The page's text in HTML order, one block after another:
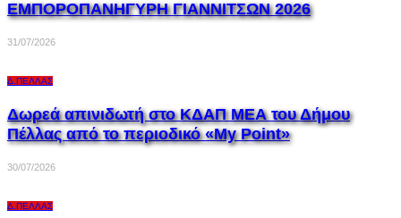
ΕΜΠΟΡΟΠΑΝΗΓΥΡΗ ΓΙΑΝΝΙΤΣΩΝ 2026
31/07/2026
Δ.ΠΈΛΛΑΣ
Δωρεά απινιδωτή στο ΚΔΑΠ ΜΕΑ του Δήμου
Πέλλας από το περιοδικό «My Point»
30/07/2026
Δ.ΠΈΛΛΑΣ